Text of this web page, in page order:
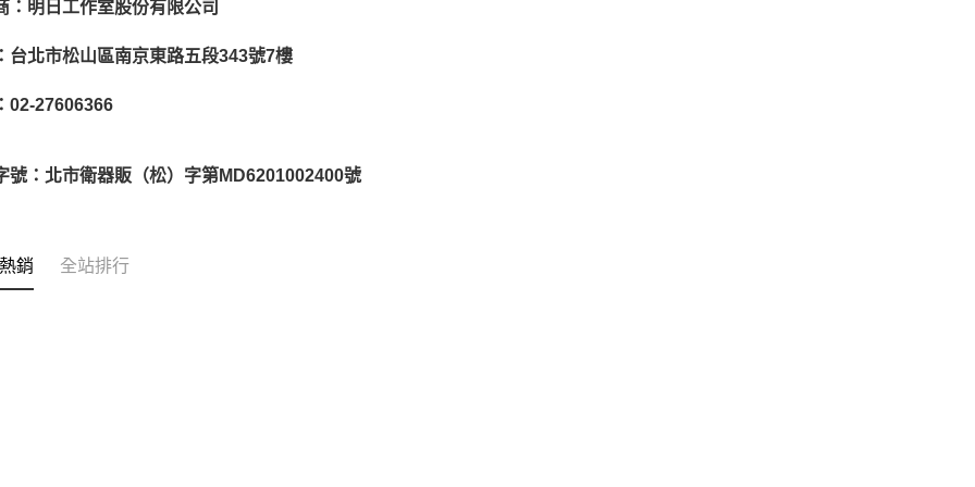
：明日工作室股份有限公司
台北市松山區南京東路五段343號7樓
02-27606366
號：北市衛器販（松）字第 MD6201002400號
銷 全站排行